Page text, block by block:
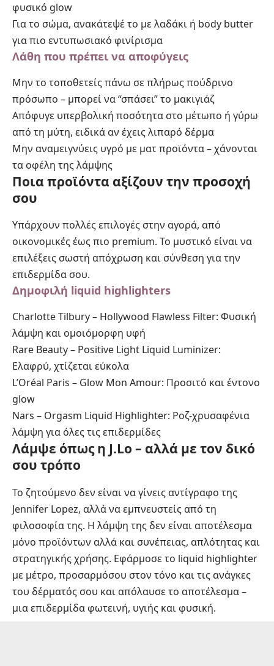
φυσικό glow
Για το σώμα, ανακάτεψέ το με λαδάκι ή body butter
για πιο εντυπωσιακό φινίρισμα
Λάθη που πρέπει να αποφύγεις
Μην το τοποθετείς πάνω σε πλήρως πούδρινο
πρόσωπο – μπορεί να “σπάσει” το μακιγιάζ
Απόφυγε υπερβολική ποσότητα στο μέτωπο ή γύρω
από τη μύτη, ειδικά αν έχεις λιπαρό δέρμα
Μην αναμειγνύεις υγρό με ματ προϊόντα – χάνονται
τα οφέλη της λάμψης
Ποια προϊόντα αξίζουν την προσοχή
σου
Υπάρχουν πολλές επιλογές στην αγορά, από
οικονομικές έως πιο premium. Το μυστικό είναι να
επιλέξεις σωστή απόχρωση και σύνθεση για την
επιδερμίδα σου.
Δημοφιλή liquid highlighters
Charlotte Tilbury – Hollywood Flawless Filter: Φυσική
λάμψη και ομοιόμορφη υφή
Rare Beauty – Positive Light Liquid Luminizer:
Ελαφρύ, χτίζεται εύκολα
L’Oréal Paris – Glow Mon Amour: Προσιτό και έντονο
glow
Nars – Orgasm Liquid Highlighter: Ροζ-χρυσαφένια
λάμψη για όλες τις επιδερμίδες
Λάμψε όπως η J.Lo – αλλά με τον δικό
σου τρόπο
Το ζητούμενο δεν είναι να γίνεις αντίγραφο της
Jennifer Lopez, αλλά να εμπνευστείς από τη
φιλοσοφία της. Η λάμψη της δεν είναι αποτέλεσμα
μόνο προϊόντων αλλά και συνέπειας, απλότητας και
στρατηγικής χρήσης. Εφάρμοσε το liquid highlighter
με μέτρο, προσαρμόσου στον τόνο και τις ανάγκες
του δέρματός σου και απόλαυσε το αποτέλεσμα –
μια επιδερμίδα φωτεινή, υγιής και φυσική.